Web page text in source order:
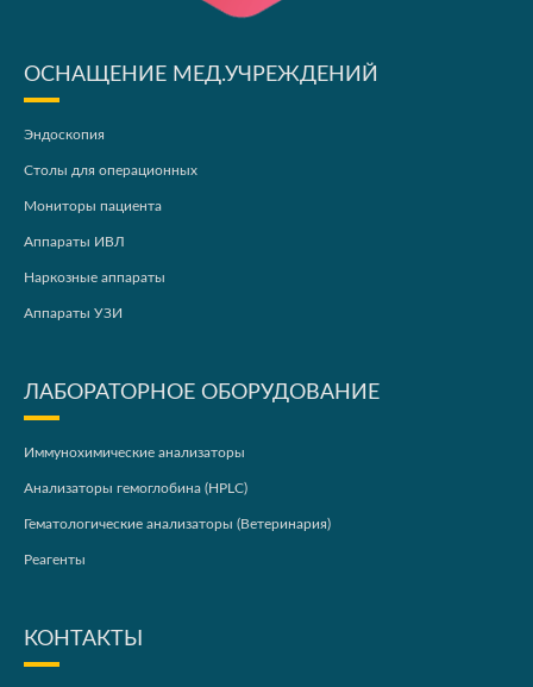
ОСНАЩЕНИЕ МЕД.УЧРЕЖДЕНИЙ
Эндоскопия
Столы для операционных
Мониторы пациента
Аппараты ИВЛ
Наркозные аппараты
Аппараты УЗИ
ЛАБОРАТОРНОЕ ОБОРУДОВАНИЕ
Иммунохимические анализаторы
Анализаторы гемоглобина (HPLC)
Гематологические анализаторы (Ветеринария)
Реагенты
КОНТАКТЫ